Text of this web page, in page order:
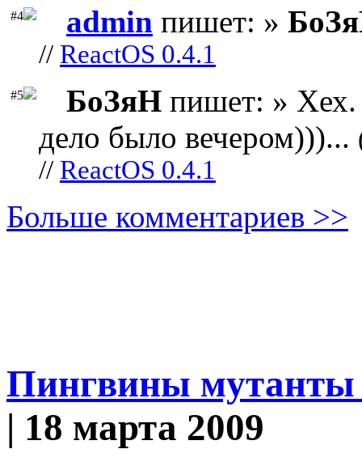
#4 admin пишет: »
// ReactOS 0.4.1
#5 БоЗяН пишет: » Хех.
дело было вечером)))...
// ReactOS 0.4.1
Больше комментариев >>
Пингвины мутанты
| 18 марта 2009